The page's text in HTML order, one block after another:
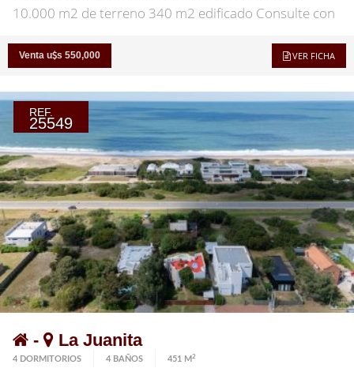
10.000 m2 de terreno 340 m2 edificado Consulte con
Venta u s 550,000 VER FICHA
REF.
25549
- La Juanita
4 DORMITORIOS 4 BAÑOS 451 M 2